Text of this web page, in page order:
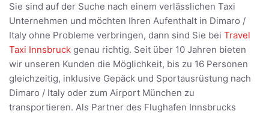
Sie sind auf der Suche nach einem verlässlichen Taxi
Unternehmen und möchten Ihren Aufenthalt in Dimaro /
Italy ohne Probleme verbringen, dann sind Sie bei Travel
Taxi Innsbruck genau richtig. Seit über 10 Jahren bieten
wir unseren Kunden die Möglichkeit, bis zu 16 Personen
gleichzeitig, inklusive Gepäck und Sportausrüstung nach
Dimaro / Italy oder zum Airport München zu
transportieren. Als Partner des Flughafen Innsbrucks